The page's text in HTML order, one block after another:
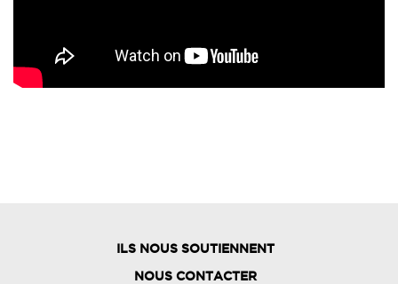
ILS NOUS SOUTIENNENT
NOUS CONTACTER